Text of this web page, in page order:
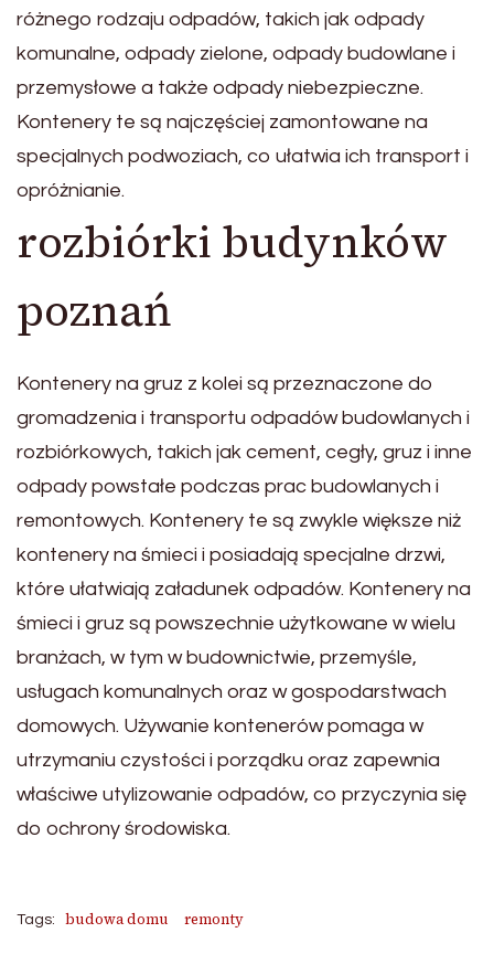
różnego rodzaju odpadów, takich jak odpady
komunalne, odpady zielone, odpady budowlane i
przemysłowe a także odpady niebezpieczne.
Kontenery te są najczęściej zamontowane na
specjalnych podwoziach, co ułatwia ich transport i
opróżnianie.
rozbiórki budynków
poznań
Kontenery na gruz z kolei są przeznaczone do
gromadzenia i transportu odpadów budowlanych i
rozbiórkowych, takich jak cement, cegły, gruz i inne
odpady powstałe podczas prac budowlanych i
remontowych. Kontenery te są zwykle większe niż
kontenery na śmieci i posiadają specjalne drzwi,
które ułatwiają załadunek odpadów. Kontenery na
śmieci i gruz są powszechnie użytkowane w wielu
branżach, w tym w budownictwie, przemyśle,
usługach komunalnych oraz w gospodarstwach
domowych. Używanie kontenerów pomaga w
utrzymaniu czystości i porządku oraz zapewnia
właściwe utylizowanie odpadów, co przyczynia się
do ochrony środowiska.
Tags: budowa domu remonty